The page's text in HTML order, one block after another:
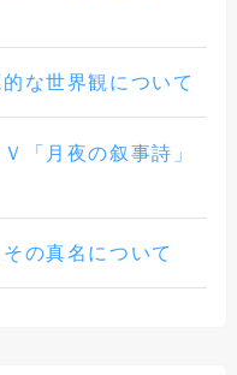
な世界観について
「月夜の叙事詩」
の真名について